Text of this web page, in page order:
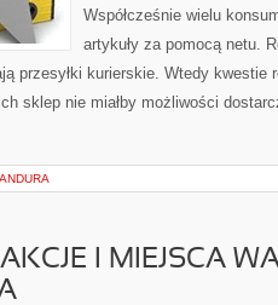
Współcześnie wielu
artykuły za pomocą netu.
przesyłki kurierskie. Wtedy kwestie
sklep nie miałby możliwości
I MIEJSCA